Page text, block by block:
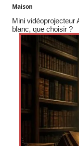
Maison
Mini vidéoprojecteur
blanc, que choisir ?